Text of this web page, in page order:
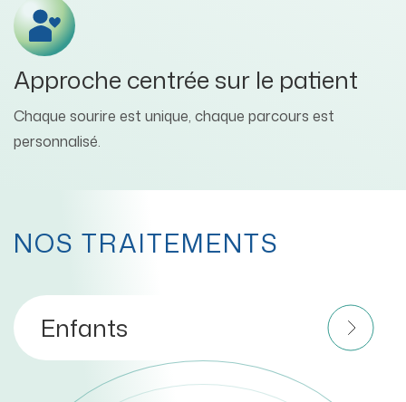
Approche centrée sur le patient
Chaque sourire est unique, chaque parcours est
personnalisé.
NOS TRAITEMENTS
Enfants